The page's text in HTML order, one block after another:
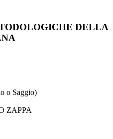
DELLA
o Saggio)
ZAPPA